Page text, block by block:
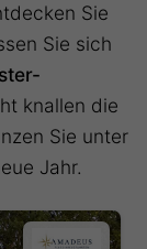
Sie
Sie sich
knallen die
Sie unter
Jahr.